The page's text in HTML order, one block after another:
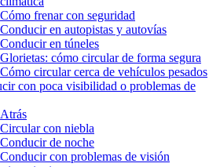
Cómo frenar con seguridad
Conducir en autopistas y autovías
Conducir en túneles
Glorietas: cómo circular de forma segura
Cómo circular cerca de vehículos pesados
con poca visibilidad o problemas de
Atrás
Circular con niebla
Conducir de noche
Conducir con problemas de visión